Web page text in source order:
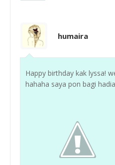
humaira
Happy birthday kak lyssa!
hahaha saya pon bagi